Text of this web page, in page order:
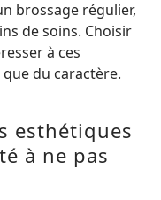
brossage régulier,
de soins. Choisir
à ces
du caractère.
esthétiques
à ne pas